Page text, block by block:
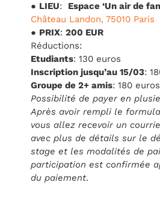
● LIEU: Espace ‘Un air de
Château Landon, 75010 Paris
● PRIX: 200 EUR
Réductions:
Etudiants: 130 euros
Inscription jusqu’au 15/03:
Groupe de 2+ amis: 180
Possibilité de payer en
Après avoir rempli le
vous allez recevoir un
avec plus de détails sur le
stage et les modalités de
participation est confirmée
du paiement.